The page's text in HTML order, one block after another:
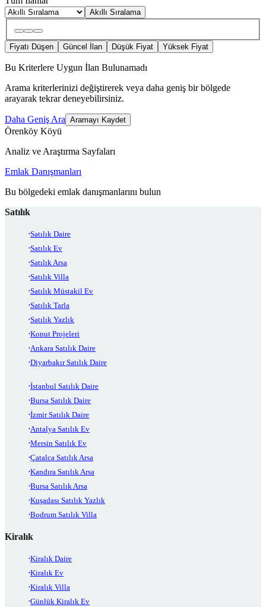
Akıllı Sıralama
Fiyatı Düşen Güncel İlan Düşük Fiyat Yüksek Fiyat
Bu Kriterlere Uygun İlan Bulunamadı
Arama kriterlerinizi değiştirerek veya daha geniş bir bölgede
arayarak tekrar deneyebilirsiniz.
Daha Geniş Ara Aramayı Kaydet
Örenköy Köyü
Analiz ve Araştırma Sayfaları
Emlak Danışmanları
Bu bölgedeki emlak danışmanlarını bulun
Satılık
Satılık Daire
Satılık Ev
Satılık Arsa
Satılık Villa
Satılık Müstakil Ev
Satılık Tarla
Satılık Yazlık
Konut Projeleri
Ankara Satılık Daire
Diyarbakır Satılık Daire
İstanbul Satılık Daire
Bursa Satılık Daire
İzmir Satılık Daire
Antalya Satılık Ev
Mersin Satılık Ev
Çatalca Satılık Arsa
Kandıra Satılık Arsa
Bursa Satılık Arsa
Kuşadası Satılık Yazlık
Bodrum Satılık Villa
Kiralık
Kiralık Daire
Kiralık Ev
Kiralık Villa
Günlük Kiralık Ev